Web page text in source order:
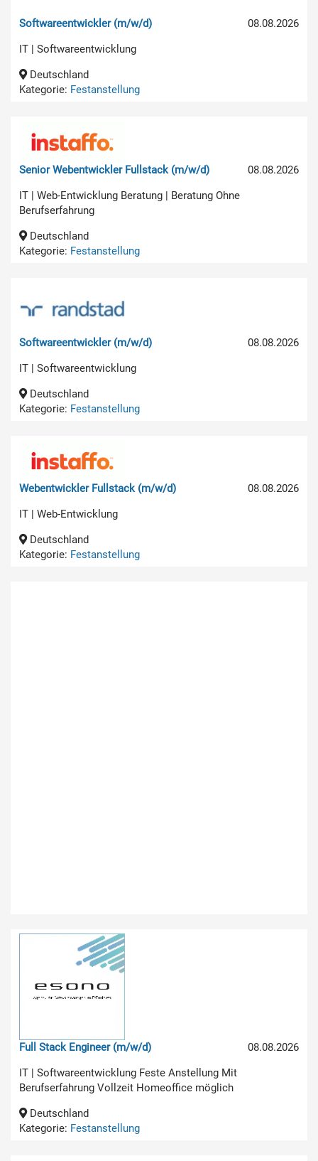
08.08.2026
Softwareentwickler (m/w/d)
IT | Softwareentwicklung
Deutschland
Kategorie: Festanstellung
08.08.2026
Senior Webentwickler Fullstack (m/w/d)
IT | Web-Entwicklung Beratung | Beratung Ohne
Berufserfahrung
Deutschland
Kategorie: Festanstellung
08.08.2026
Softwareentwickler (m/w/d)
IT | Softwareentwicklung
Deutschland
Kategorie: Festanstellung
08.08.2026
Webentwickler Fullstack (m/w/d)
IT | Web-Entwicklung
Deutschland
Kategorie: Festanstellung
08.08.2026
Full Stack Engineer (m/w/d)
IT | Softwareentwicklung Feste Anstellung Mit
Berufserfahrung Vollzeit Homeoffice möglich
Deutschland
Kategorie: Festanstellung